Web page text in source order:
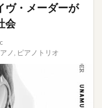
ヴ・メーダーが
会
ノ, ピアノトリオ